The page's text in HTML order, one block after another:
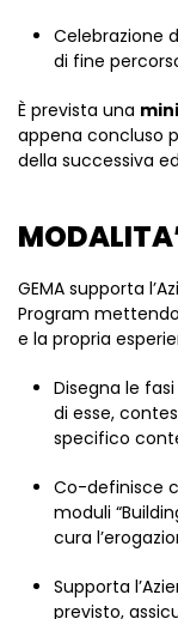
Celebrazione
di fine
È prevista una
appena concluso
della successiva
GEMA supporta
Program
e la propria
Disegna le
di esse,
specifico
Co-definisce
moduli
cura
Supporta
previsto,